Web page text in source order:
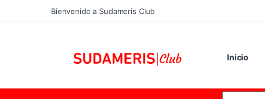
Skip to navigation
Skip to contentBienvenido a Sudameris Club
Inicio